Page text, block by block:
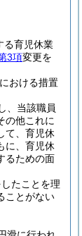
る育児休業
3項変更を
おける措置
、当該職員
の他これに
て、育児休
に、育児休
るための面
たことを理
ことがない